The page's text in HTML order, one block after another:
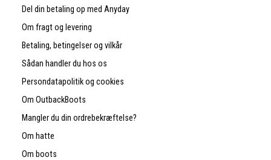
Del din betaling op med Anyday
Om fragt og levering
Betaling, betingelser og vilkår
Sådan handler du hos os
Persondatapolitik og cookies
Om OutbackBoots
Mangler du din ordrebekræftelse?
Om hatte
Om boots